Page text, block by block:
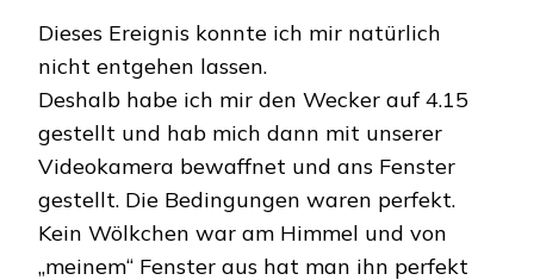
Dieses Ereignis konnte ich mir natürlich
nicht entgehen lassen.
Deshalb habe ich mir den Wecker auf 4.15
gestellt und hab mich dann mit unserer
Videokamera bewaffnet und ans Fenster
gestellt. Die Bedingungen waren perfekt.
Kein Wölkchen war am Himmel und von
„meinem“ Fenster aus hat man ihn perfekt